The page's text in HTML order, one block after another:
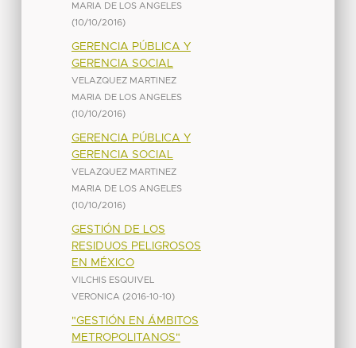
MARIA DE LOS ANGELES
(10/10/2016)
GERENCIA PÚBLICA Y
GERENCIA SOCIAL
VELAZQUEZ MARTINEZ
MARIA DE LOS ANGELES
(10/10/2016)
GERENCIA PÚBLICA Y
GERENCIA SOCIAL
VELAZQUEZ MARTINEZ
MARIA DE LOS ANGELES
(10/10/2016)
GESTIÓN DE LOS
RESIDUOS PELIGROSOS
EN MÉXICO
VILCHIS ESQUIVEL
VERONICA (2016-10-10)
"GESTIÓN EN ÁMBITOS
METROPOLITANOS"